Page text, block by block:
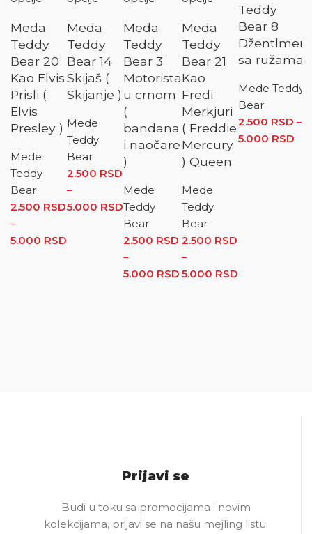
Meda
Teddy
Bear 20
Kao Elvis
Prisli (
Elvis
Presley )
Mede
Teddy
Bear
2.500 RSD
–
5.000 RSD Raspon cena: od 2.500 RSD do 5.000 RSD
Meda
Teddy
Bear 14
Skijaš (
Skijanje )
Mede
Teddy
Bear
2.500 RSD
–
5.000 RSDRaspon cena: od 2.500 RSD do
5.000 RSD
Meda
Teddy
Bear 3
Motorista
u crnom
(
bandana
i naočare
)
Mede
Teddy
Bear
2.500 RSD
–
5.000 RSD Raspon cena: od
Meda
Teddy
Bear 21
Kao
Fredi
Merkjuri
( Freddie
Mercury
) Queen
Mede
Teddy
Bear
2.500 RSD
–
5.000 RSD
Teddy
Bear 8
Džentlmen
sa ružama
Mede Teddy
Bear
2.500 RSD –
5.000 RSD
Prijavi se
Budi u toku sa promocijama i novim
kolekcijama, prijavi se na našu mejling listu.